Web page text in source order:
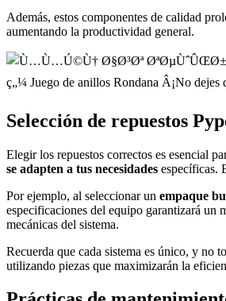
Además, estos componentes de calidad
aumentando la productividad general.
Selección de repuestos
Elegir los repuestos correctos es esencial
se adapten a tus necesidades específicas.
Por ejemplo, al seleccionar un empaque
especificaciones del equipo garantizará un
mecánicas del sistema.
Recuerda que cada sistema es único, y no
utilizando piezas que maximizarán la